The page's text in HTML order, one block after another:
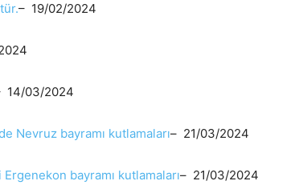
– 19/02/2024
14/03/2024
Nevruz bayramı kutlamaları– 21/03/2024
bayramı kutlamaları– 21/03/2024